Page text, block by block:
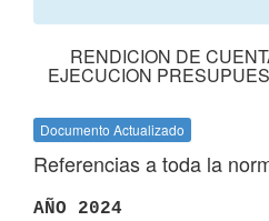
RENDICION DE
EJECUCION
Documento Actualizado
Referencias a toda la
AÑO 2024